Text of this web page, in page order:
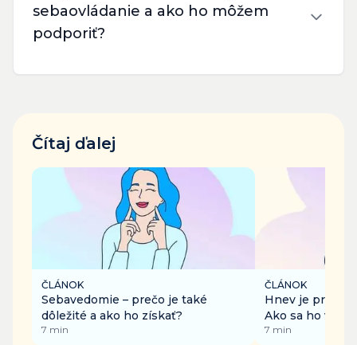
sebaovládanie a ako ho môžem
podporiť?
Čítaj ďalej
ČLÁNOK
Sebavedomie – prečo je také
dôležité a ako ho získať?
7 min
ČLÁNOK
Hnev je
Ako sa ho však
7 min